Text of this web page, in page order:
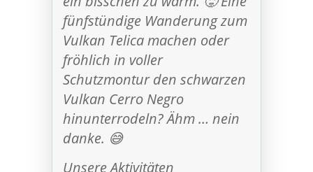
fünfstündige Wanderung zum
Vulkan Telica machen oder
fröhlich in voller
Schutzmontur den schwarzen
Vulkan Cerro Negro
hinunterrodeln? Ähm … nein
danke. 😅
Unsere Aktivitäten